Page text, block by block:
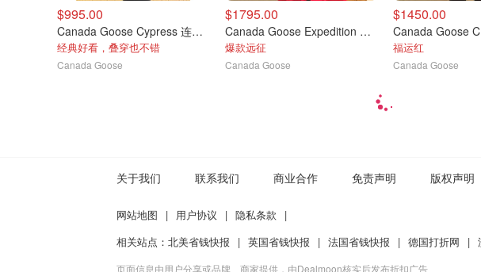
$995.00
Canada Goose Cypress 连帽衫
经典好看，叠穿也不错
Canada Goose
$1795.00
Canada Goose Expedition 派克大衣
爆款远征
Canada Goose
$1450.00
福运红
Canada Goose
关于我们 联系我们 商业合作 免责声明 版权声明
网站地图 | 用户协议 | 隐私条款
|
相关站点： 北美省钱快报 | 英国省钱快报 | 法国省钱快报 | 德国打折网 |
页面信息由用户分享或品牌、商家提供，由Dealmoon核实后发布折扣广告